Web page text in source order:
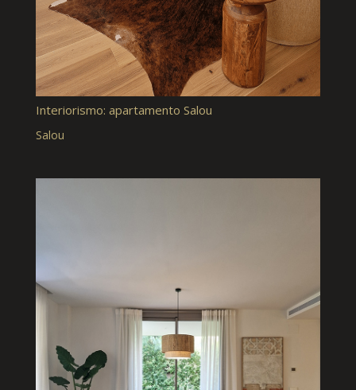
Interiorismo: apartamento Salou
Salou